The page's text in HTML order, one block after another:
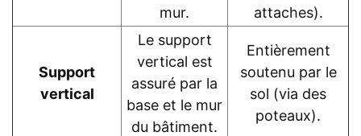
mur.
attaches).
Support
vertical
Le support
vertical est
assuré par la
base et le mur
du bâtiment.
Entièrement
soutenu par le
sol (via des
poteaux).